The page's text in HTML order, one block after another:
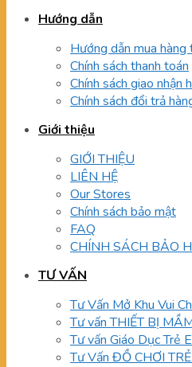
Hướng dẫn
Hướng dẫn mua
Chính sách thanh toán
Chính sách giao nhận
Chính sách đổi trả
Giới thiệu
GIỚI THIỆU
LIÊN HỆ
Our Stores
Chính sách bảo mật
FAQ
CHÍNH SÁCH BẢO
TƯ VẤN
Tư Vấn Mở Khu Vui
Tư vấn THIẾT BỊ
Tư vấn Giáo Dục Trẻ
Tư Vấn ĐỒ CHƠI